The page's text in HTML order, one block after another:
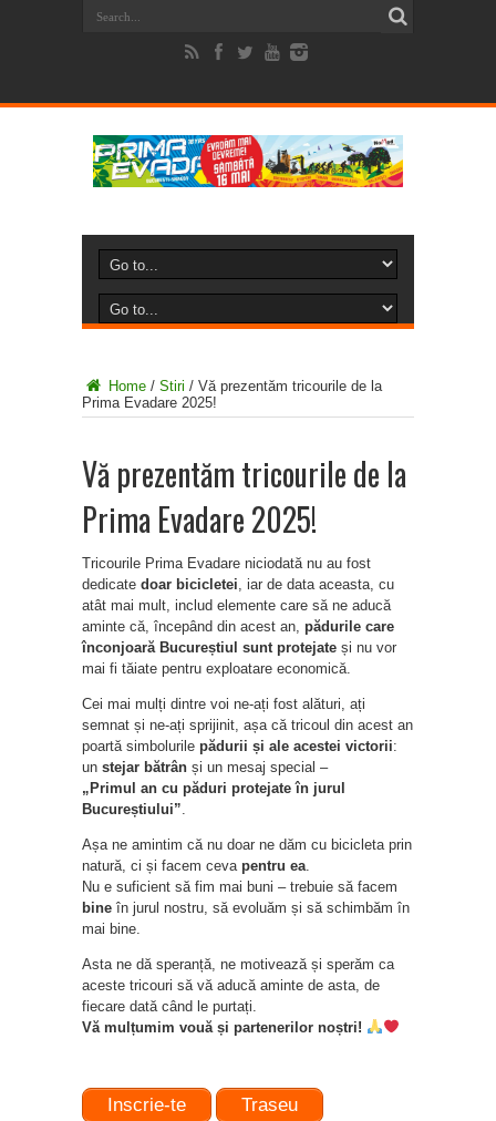
Home / Stiri / Vă prezentăm tricourile de la
Prima Evadare 2025!
Vă prezentăm tricourile de la
Prima Evadare 2025!
Tricourile Prima Evadare niciodată nu au fost
dedicate doar bicicletei , iar de data aceasta, cu
atât mai mult, includ elemente care să ne aducă
aminte că, începând din acest an, pădurile care
înconjoară Bucureștiul sunt protejate și nu vor
mai fi tăiate pentru exploatare economică.
Cei mai mulți dintre voi ne-ați fost alături, ați
semnat și ne-ați sprijinit, așa că tricoul din acest an
poartă simbolurile pădurii și ale acestei victorii:
un stejar bătrân și un mesaj special –
„Primul an cu păduri protejate în jurul
Bucureștiului”
Așa ne amintim că nu doar ne dăm cu bicicleta prin
natură, ci și facem ceva pentru ea
Nu e suficient să fim mai buni – trebuie să facem
bine în jurul nostru, să evoluăm și să schimbăm în
mai bine.
Asta ne dă speranță, ne motivează și sperăm ca
aceste tricouri să vă aducă aminte de asta, de
fiecare dată când le purtați.
Vă mulțumim vouă și partenerilor noștri!
Inscrie-te
Traseu